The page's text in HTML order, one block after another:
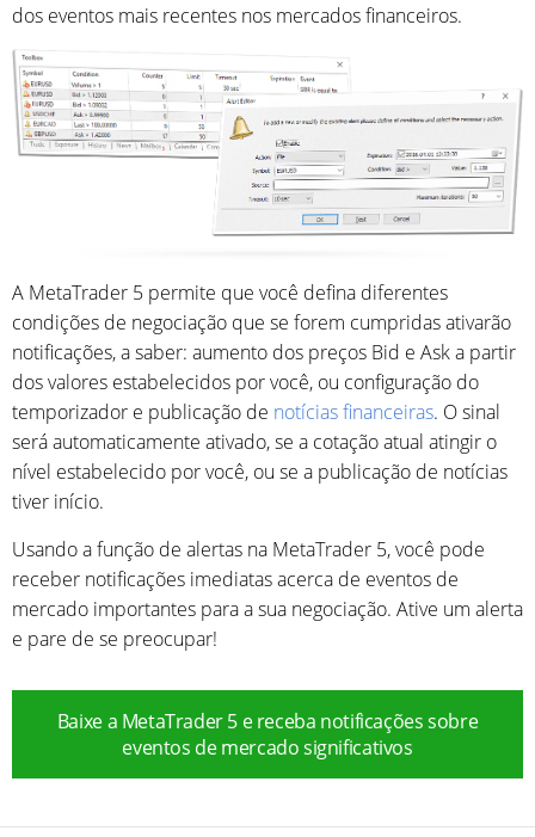
dos eventos mais recentes nos mercados financeiros.
A MetaTrader 5 permite que você defina diferentes
condições de negociação que se forem cumpridas ativarão
notificações, a saber: aumento dos preços Bid e Ask a partir
dos valores estabelecidos por você, ou configuração do
temporizador e publicação de notícias financeiras. O sinal
será automaticamente ativado, se a cotação atual atingir o
nível estabelecido por você, ou se a publicação de notícias
tiver início.
Usando a função de alertas na MetaTrader 5, você pode
receber notificações imediatas acerca de eventos de
mercado importantes para a sua negociação. Ative um alerta
e pare de se preocupar!
Baixe a MetaTrader 5 e receba notificações sobre
eventos de mercado significativos